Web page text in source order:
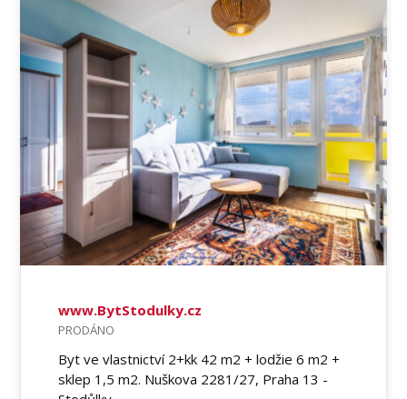
www.BytStodulky.cz
PRODÁNO
Byt ve vlastnictví 2+kk 42 m2 + lodžie 6 m2 +
sklep 1,5 m2. Nuškova 2281/27, Praha 13 -